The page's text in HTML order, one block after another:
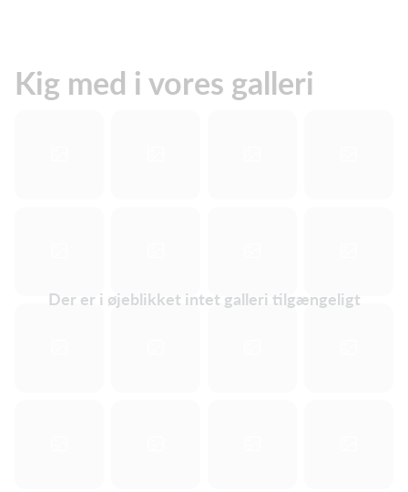
Kig med i vores galleri
Der er i øjeblikket intet galleri tilgængeligt